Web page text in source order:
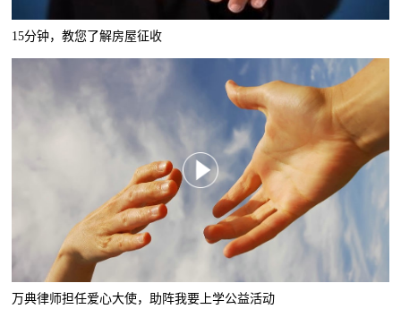
15分钟，教您了解房屋征收
万典律师担任爱心大使，助阵我要上学公益活动